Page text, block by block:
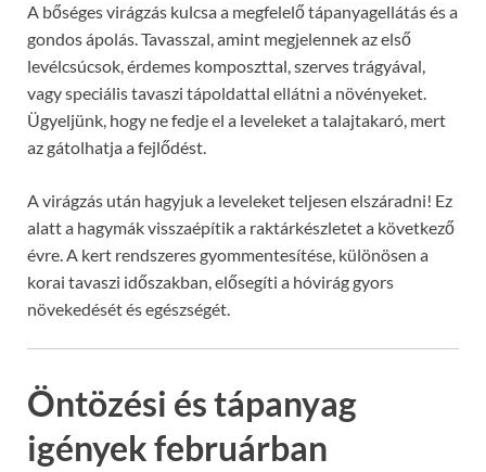
A bőséges virágzás kulcsa a megfelelő tápanyagellátás és a
gondos ápolás. Tavasszal, amint megjelennek az első
levélcsúcsok, érdemes komposzttal, szerves trágyával,
vagy speciális tavaszi tápoldattal ellátni a növényeket.
Ügyeljünk, hogy ne fedje el a leveleket a talajtakaró, mert
az gátolhatja a fejlődést.
A virágzás után hagyjuk a leveleket teljesen elszáradni! Ez
alatt a hagymák visszaépítik a raktárkészletet a következő
évre. A kert rendszeres gyommentesítése, különösen a
korai tavaszi időszakban, elősegíti a hóvirág gyors
növekedését és egészségét.
Öntözési és tápanyag
igények februárban